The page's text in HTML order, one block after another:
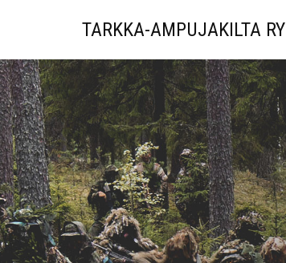
suoraan
sisältöön
TARKKA-AMPUJAKILTA RY